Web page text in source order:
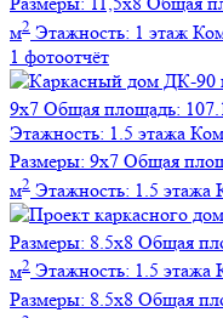
м2 Этажность: 1 этаж
1 фотоотчёт
9х7 Общая площадь:
Этажность: 1.5 этажа
Размеры: 9х7 Общая
м2 Этажность: 1.5 этажа
Размеры: 8.5х8 Общая
м2 Этажность: 1.5 этажа
Размеры: 8.5х8 Общая